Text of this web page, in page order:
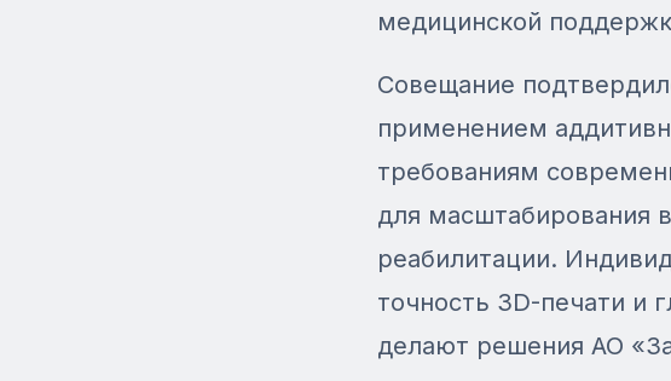
медицинской
Совещание
применением
требованиям
для масштабирования
реабилитации.
точность 3D-печати и
делают решения АО